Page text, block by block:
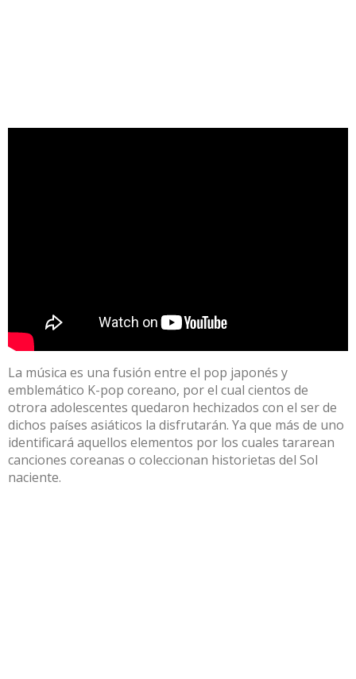
La música es una fusión entre el pop japonés y
emblemático K-pop coreano, por el cual cientos de
otrora adolescentes quedaron hechizados con el ser de
dichos países asiáticos la disfrutarán. Ya que más de uno
identificará aquellos elementos por los cuales tararean
canciones coreanas o coleccionan historietas del Sol
naciente.